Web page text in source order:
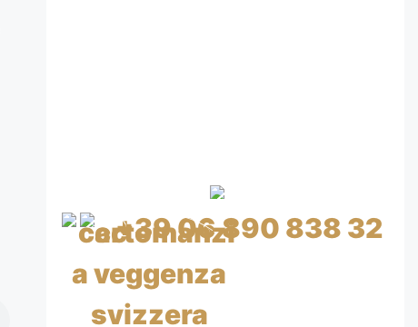
+39 06 890 838 32
CHF 0.80/min IVA inclusa